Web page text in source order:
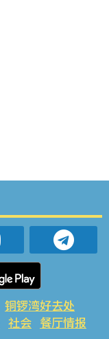
铜锣湾好去处
社会 餐厅情报